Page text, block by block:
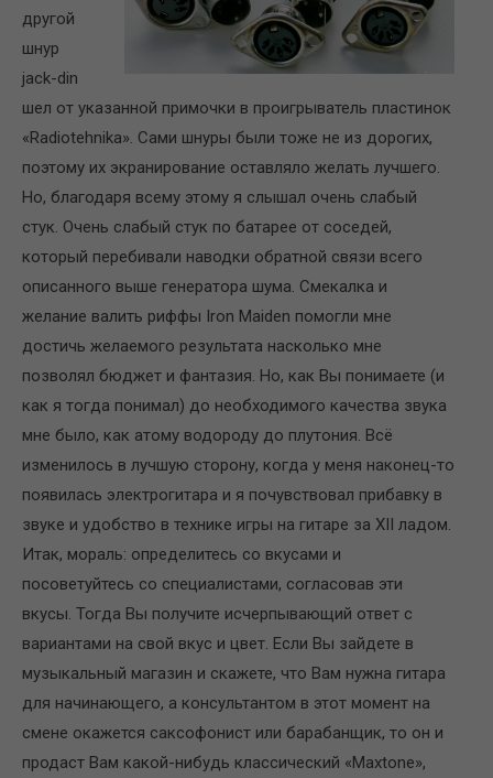
другой
шнур
jack-din
шел от указанной примочки в проигрыватель пластинок
«Radiotehnika». Сами шнуры были тоже не из дорогих,
поэтому их экранирование оставляло желать лучшего.
Но, благодаря всему этому я слышал очень слабый
стук. Очень слабый стук по батарее от соседей,
который перебивали наводки обратной связи всего
описанного выше генератора шума. Смекалка и
желание валить риффы Iron Maiden помогли мне
достичь желаемого результата насколько мне
позволял бюджет и фантазия. Но, как Вы понимаете (и
как я тогда понимал) до необходимого качества звука
мне было, как атому водороду до плутония. Всё
изменилось в лучшую сторону, когда у меня наконец-то
появилась электрогитара и я почувствовал прибавку в
звуке и удобство в технике игры на гитаре за XII ладом.
Итак, мораль: определитесь со вкусами и
посоветуйтесь со специалистами, согласовав эти
вкусы. Тогда Вы получите исчерпывающий ответ с
вариантами на свой вкус и цвет. Если Вы зайдете в
музыкальный магазин и скажете, что Вам нужна гитара
для начинающего, а консультантом в этот момент на
смене окажется саксофонист или барабанщик, то он и
продаст Вам какой-нибудь классический «Maxtone»,